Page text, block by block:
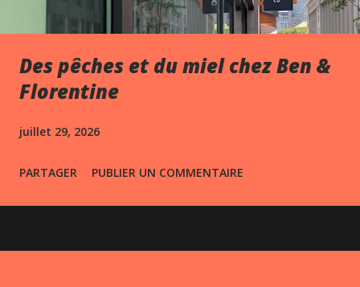
Des pêches et du miel chez Ben &
Florentine
juillet 29, 2026
PARTAGER PUBLIER UN COMMENTAIRE